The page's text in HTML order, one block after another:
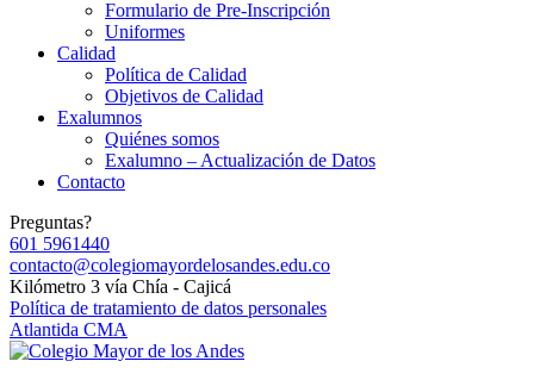
Formulario de Pre-Inscripción
Uniformes
Calidad
Política de Calidad
Objetivos de Calidad
Exalumnos
Quiénes somos
Exalumno – Actualización de Datos
Contacto
Preguntas?
601 5961440
contacto@colegiomayordelosandes.edu.co
Kilómetro 3 vía Chía - Cajicá
Política de tratamiento de datos personales
Atlantida CMA